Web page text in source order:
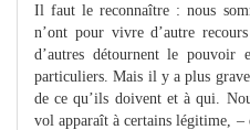
Il faut le reconnaître : nous
n’ont pour vivre d’autre
d’autres détournent le pouvoir
particuliers. Mais il y a plus
de ce qu’ils doivent et à qui.
vol apparaît à certains légitime, –